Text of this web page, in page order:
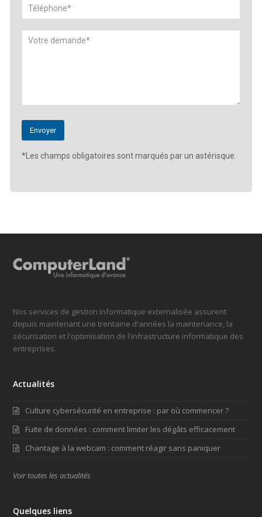
*Les champs obligatoires sont marqués par un astérisque.
Nos services de gestion informatique externalisée assurent
depuis maintenant une trentaine d'années la maintenance, la
sécurisation et l'optimisation de l'infrastructure informatique des
entreprises.
Actualités
Culture cybersécurité en entreprise : par où commencer ?
Fuite de données : comment limiter les dégâts efficacement
Chantage à la webcam : comment réagir sans paniquer
Voir toutes les actualités
Quelques liens